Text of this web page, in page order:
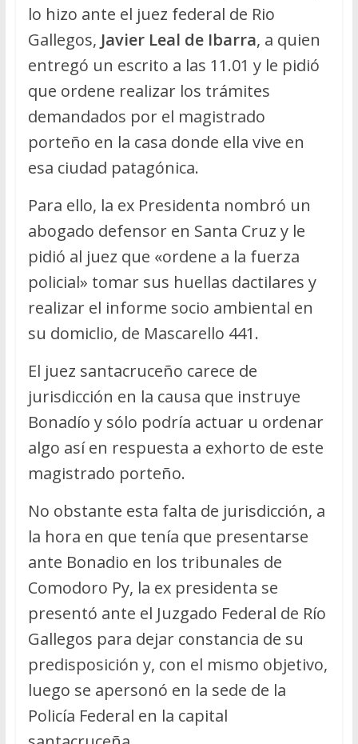
lo hizo ante el juez federal de Rio
Gallegos, Javier Leal de Ibarra, a quien
entregó un escrito a las 11.01 y le pidió
que ordene realizar los trámites
demandados por el magistrado
porteño en la casa donde ella vive en
esa ciudad patagónica.
Para ello, la ex Presidenta nombró un
abogado defensor en Santa Cruz y le
pidió al juez que «ordene a la fuerza
policial» tomar sus huellas dactilares y
realizar el informe socio ambiental en
su domiclio, de Mascarello 441.
El juez santacruceño carece de
jurisdicción en la causa que instruye
Bonadío y sólo podría actuar u ordenar
algo así en respuesta a exhorto de este
magistrado porteño.
No obstante esta falta de jurisdicción, a
la hora en que tenía que presentarse
ante Bonadio en los tribunales de
Comodoro Py, la ex presidenta se
presentó ante el Juzgado Federal de Río
Gallegos para dejar constancia de su
predisposición y, con el mismo objetivo,
luego se apersonó en la sede de la
Policía Federal en la capital